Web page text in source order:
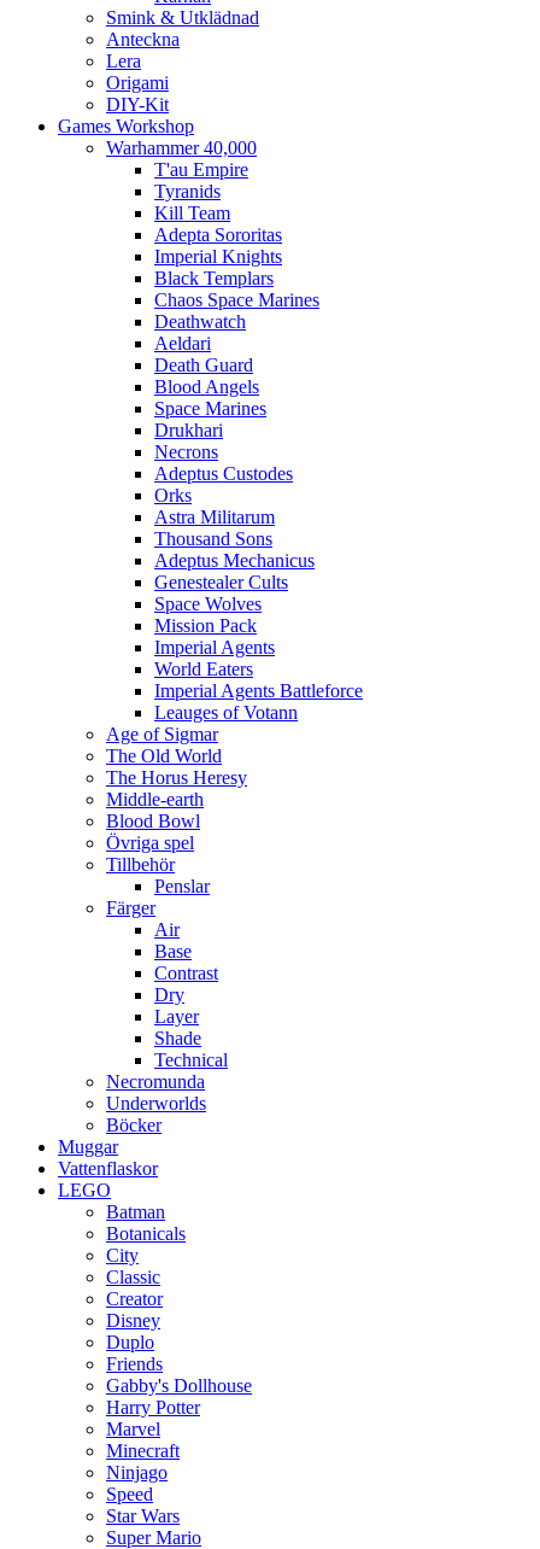
Smink & Utklädnad
Anteckna
Lera
Origami
DIY-Kit
Games Workshop
Warhammer 40,000
T'au Empire
Tyranids
Kill Team
Adepta Sororitas
Imperial Knights
Black Templars
Chaos Space Marines
Deathwatch
Aeldari
Death Guard
Blood Angels
Space Marines
Drukhari
Necrons
Adeptus Custodes
Orks
Astra Militarum
Thousand Sons
Adeptus Mechanicus
Genestealer Cults
Space Wolves
Mission Pack
Imperial Agents
World Eaters
Imperial Agents Battleforce
Leauges of Votann
Age of Sigmar
The Old World
The Horus Heresy
Middle-earth
Blood Bowl
Övriga spel
Tillbehör
Penslar
Färger
Air
Base
Contrast
Dry
Layer
Shade
Technical
Necromunda
Underworlds
Böcker
Muggar
Vattenflaskor
LEGO
Batman
Botanicals
City
Classic
Creator
Disney
Duplo
Friends
Gabby's Dollhouse
Harry Potter
Marvel
Minecraft
Ninjago
Speed
Star Wars
Super Mario